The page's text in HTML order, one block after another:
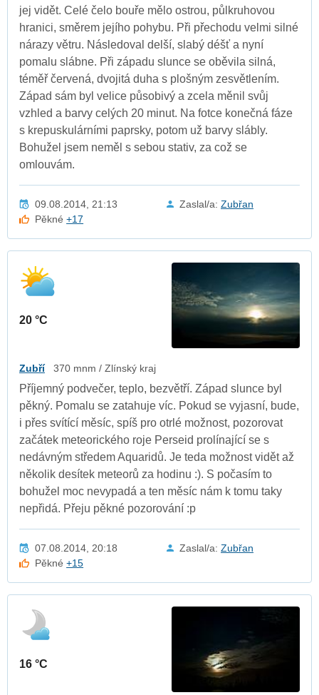
jej vidět. Celé čelo bouře mělo ostrou, půlkruhovou
hranici, směrem jejího pohybu. Při přechodu velmi silné
nárazy větru. Následoval delší, slabý déšť a nyní
pomalu slábne. Při západu slunce se oběvila silná,
téměř červená, dvojitá duha s plošným zesvětlením.
Západ sám byl velice působivý a zcela měnil svůj
vzhled a barvy celých 20 minut. Na fotce konečná fáze
s krepuskulárními paprsky, potom už barvy slábly.
Bohužel jsem neměl s sebou stativ, za což se
omlouvám.
09.08.2014, 21:13 Zaslal/a: Zubřan
Pěkné+17
20 °C
Zubří 370 mnm / Zlínský kraj
Příjemný podvečer, teplo, bezvětří. Západ slunce byl
pěkný. Pomalu se zatahuje víc. Pokud se vyjasní, bude,
i přes svítící měsíc, spíš pro otrlé možnost, pozorovat
začátek meteorického roje Perseid prolínající se s
nedávným středem Aquaridů. Je teda možnost vidět až
několik desítek meteorů za hodinu :). S počasím to
bohužel moc nevypadá a ten měsíc nám k tomu taky
nepřidá. Přeju pěkné pozorování :p
07.08.2014, 20:18 Zaslal/a: Zubřan
Pěkné+15
16 °C